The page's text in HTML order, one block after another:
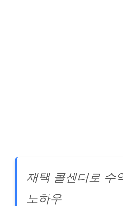
재택 콜센터로 수
노하우